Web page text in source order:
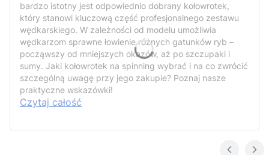
bardzo istotny jest odpowiednio dobrany kołowrotek,
który stanowi kluczową część profesjonalnego zestawu
wędkarskiego. W zależności od modelu umożliwia
wędkarzom sprawne łowienie różnych gatunków ryb –
począwszy od mniejszych okazów, aż po szczupaki i
sumy. Jaki kołowrotek na spinning wybrać i na co zwrócić
szczególną uwagę przy jego zakupie? Poznaj nasze
praktyczne wskazówki!
Czytaj całość